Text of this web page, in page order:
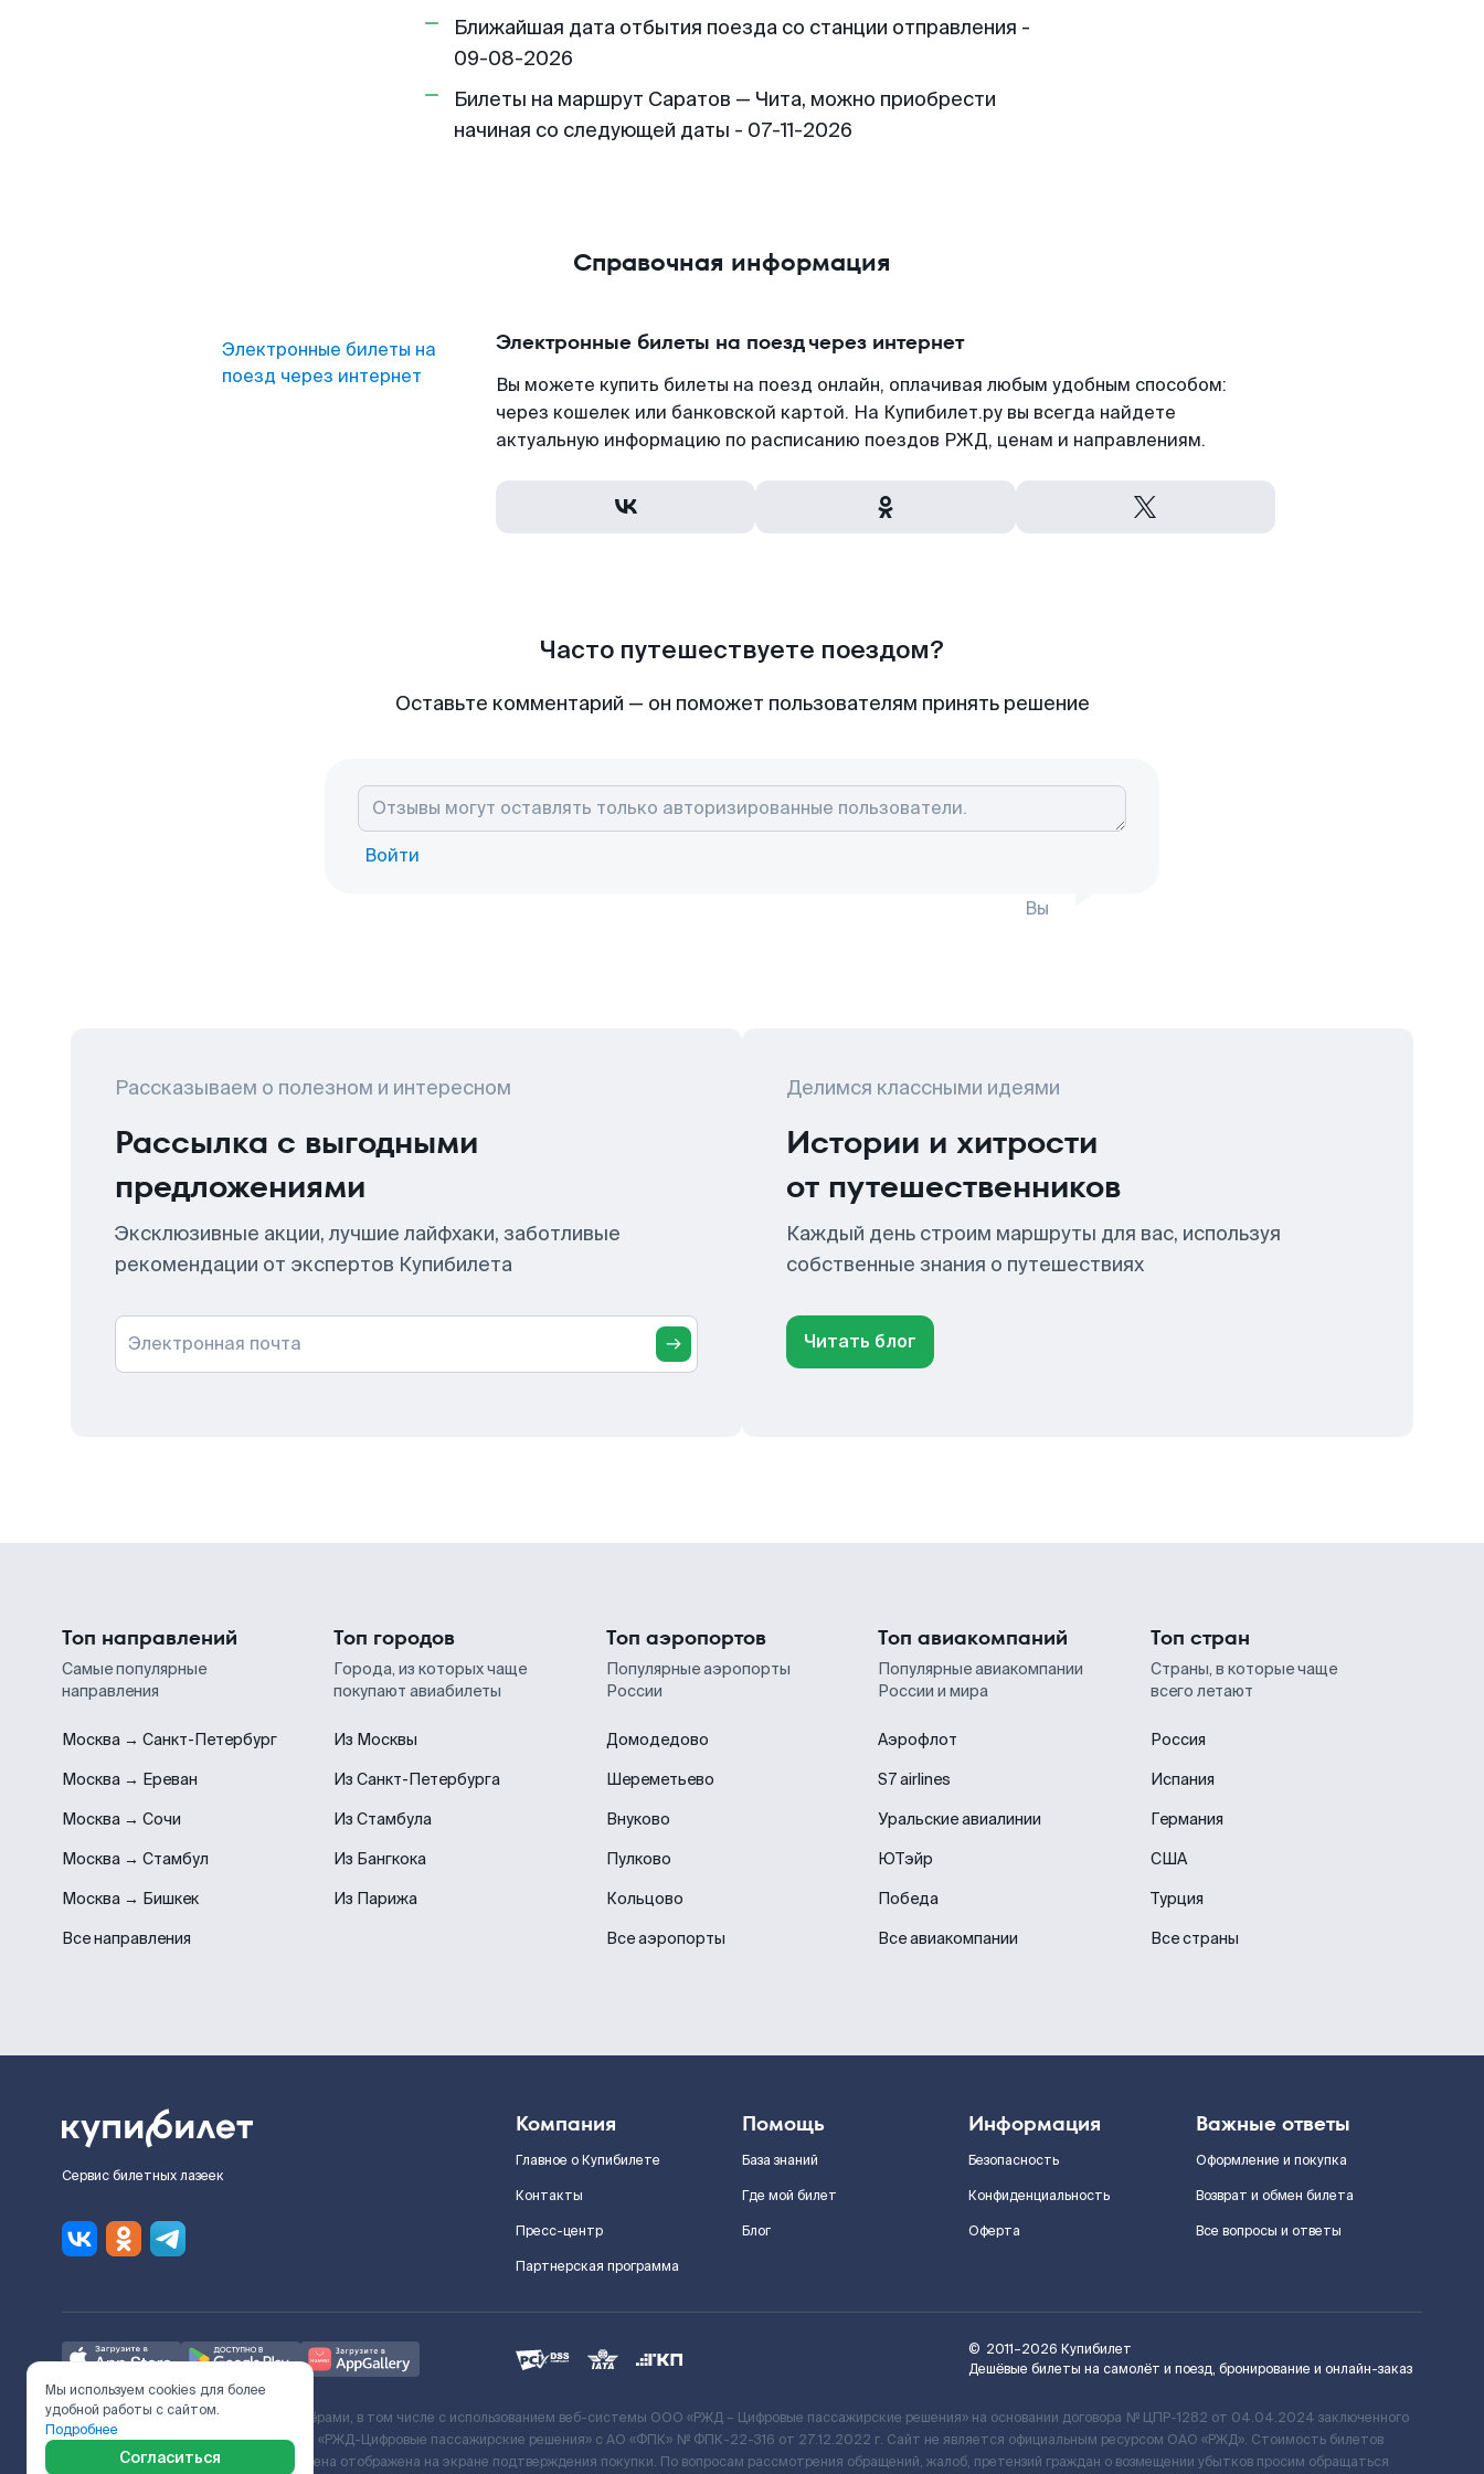
Ближайшая дата отбытия поезда со станции отправления -
09-08-2026
Билеты на маршрут Саратов — Чита, можно приобрести
начиная со следующей даты - 07-11-2026
Справочная информация
Электронные билеты на
поезд через интернет
Электронные билеты на поезд через интернет
Вы можете купить билеты на поезд онлайн, оплачивая любым удобным способом:
через кошелек или банковской картой. На Купибилет.ру вы всегда найдете
актуальную информацию по расписанию поездов РЖД, ценам и направлениям.
Часто путешествуете поездом?
Оставьте комментарий — он поможет пользователям принять решение
Войти
Вы
Рассказываем о полезном и интересном
Рассылка с выгодными
предложениями
Эксклюзивные акции, лучшие лайфхаки, заботливые
рекомендации от экспертов Купибилета
Электронная почта
Делимся классными идеями
Истории и хитрости
от путешественников
Каждый день строим маршруты для вас, используя
собственные знания о путешествиях
Читать блог
Топ направлений
Самые популярные
направления
Москва → Санкт-Петербург
Москва → Ереван
Москва → Сочи
Москва → Стамбул
Москва → Бишкек
Все направления
Топ городов
Города, из которых чаще
покупают авиабилеты
Из Москвы
Из Санкт-Петербурга
Из Стамбула
Из Бангкока
Из Парижа
Топ аэропортов
Популярные аэропорты
России
Домодедово
Шереметьево
Внуково
Пулково
Кольцово
Все аэропорты
Топ авиакомпаний
Популярные авиакомпании
России и мира
Аэрофлот
S7 airlines
Уральские авиалинии
ЮТэйр
Победа
Все авиакомпании
Топ стран
Страны, в которые чаще
всего летают
Россия
Испания
Германия
США
Турция
Все страны
Сервис билетных лазеек
Компания
Главное о Купибилете
Контакты
Пресс-центр
Партнерская программа
Помощь
База знаний
Где мой билет
Блог
Информация
Безопасность
Конфиденциальность
Оферта
Важные ответы
Оформление и покупка
Возврат и обмен билета
Все вопросы и ответы
© 2011–2026 Купибилет
Дешёвые билеты на самолёт и поезд, бронирование и онлайн-заказ
Ж/Д билеты предоставляются партнёрами, в том числе с использованием веб-системы ООО «РЖД – Цифровые пассажирские решения» на основании договора № ЦПР-1282 от 04.04.2024 заключенного
с Поставщиком услуг и Договора ООО «РЖД-Цифровые пассажирские решения» c АО «ФПК» № ФПК-22-316 от 27.12.2022 г. Сайт не является официальным ресурсом ОАО «РЖД». Стоимость билетов
включает сервисный сбор. Итоговая цена отображена на экране подтверждения покупки. По вопросам рассмотрения обращений, жалоб, претензий граждан о возмещении убытков просим обращаться
Мы используем cookies для более
удобной работы с сайтом.
Подробнее
Согласиться